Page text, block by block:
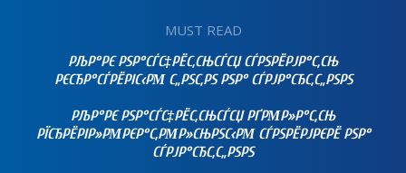
MUST READ
РЉР°РЄ РЅР°СЃС‡РЁС‚СЊСЃСЏ СЃРЅРЁРЈР°С‚СЊ
РЄСЂР°СЃРЁРІС‹РΜ С„РЅС‚РЅ РЅР° СЃРЈР°СЂС‚С„РЅРЅ
РЉР°РЄ РЅР°СЃС‡РЁС‚СЊСЃСЏ РҐРΜР»Р°С‚СЊ
РЇСЂРЁРІР»РΜРЄР°С‚РΜР»СЊРЅС‹РΜ СЃРЅРЁРЈРЄРЁ РЅР°
СЃРЈР°СЂС‚С„РЅРЅ